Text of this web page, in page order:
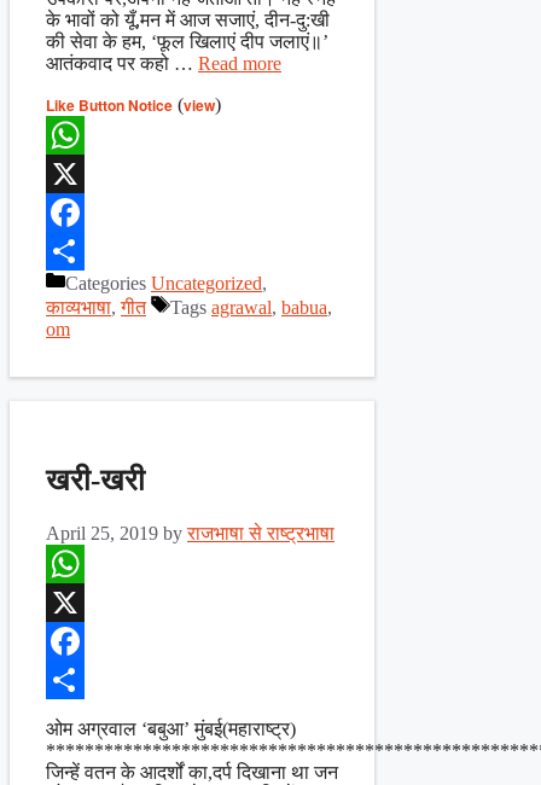
के भावों को यूँ,मन में आज सजाएं, दीन-दु:खी
की सेवा के हम, ‘फूल खिलाएं दीप जलाएं॥’
आतंकवाद पर कहो … Read more
Like Button Notice (view)
WhatsApp
X
Facebook
ShareCategories Uncategorized,
काव्यभाषा,गीत Tags agrawal, babua,
om
खरी-खरी
April 25, 2019 byराजभाषा से राष्ट्रभाषा
WhatsApp
X
Facebook
Share
ओम अग्रवाल ‘बबुआ’ मुंबई(महाराष्ट्र)
जिन्हें वतन के आदर्शों का,दर्प दिखाना था जन